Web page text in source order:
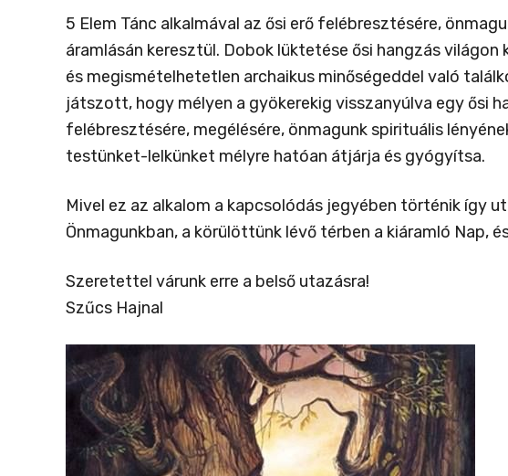
5 Elem Tánc alkalmával az ősi erő felébresztésére,
áramlásán keresztül. Dobok lüktetése ősi hangzás
és megismételhetetlen archaikus minőségeddel való
játszott, hogy mélyen a gyökerekig visszanyúlva egy ősi
felébresztésére, megélésére, önmagunk spirituális
testünket-lelkünket mélyre hatóan átjárja és gyógyítsa.
Mivel ez az alkalom a kapcsolódás jegyében történik így
Önmagunkban, a körülöttünk lévő térben a kiáramló Nap,
Szeretettel várunk erre a belső utazásra!
Szűcs Hajnal